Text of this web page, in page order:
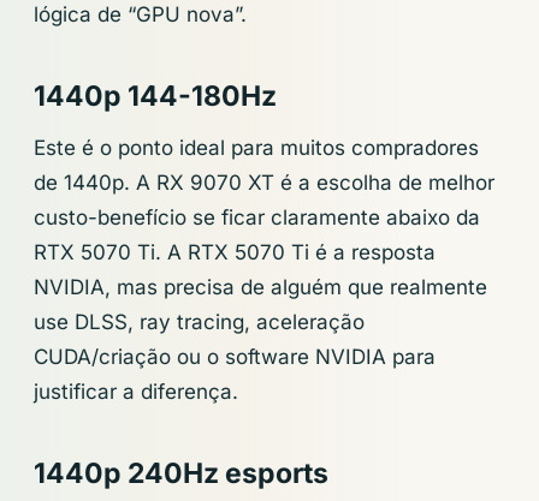
lógica de “GPU nova”.
1440p 144-180Hz
Este é o ponto ideal para muitos compradores
de 1440p. A RX 9070 XT é a escolha de melhor
custo-benefício se ficar claramente abaixo da
RTX 5070 Ti. A RTX 5070 Ti é a resposta
NVIDIA, mas precisa de alguém que realmente
use DLSS, ray tracing, aceleração
CUDA/criação ou o software NVIDIA para
justificar a diferença.
1440p 240Hz esports